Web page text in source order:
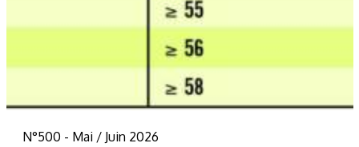
N°500 - Mai / Juin 2026